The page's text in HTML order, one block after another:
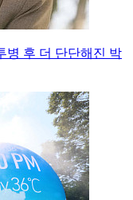
병 후 더 단단해진 박